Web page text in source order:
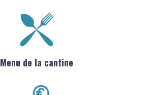
Menu de la cantine